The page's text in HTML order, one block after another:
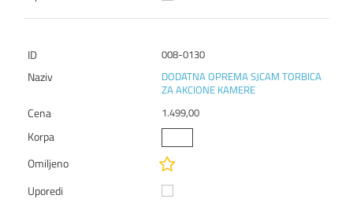
008-0130
DODATNA OPREMA SJCAM TORBICA
ZA AKCIONE KAMERE
1.499,00